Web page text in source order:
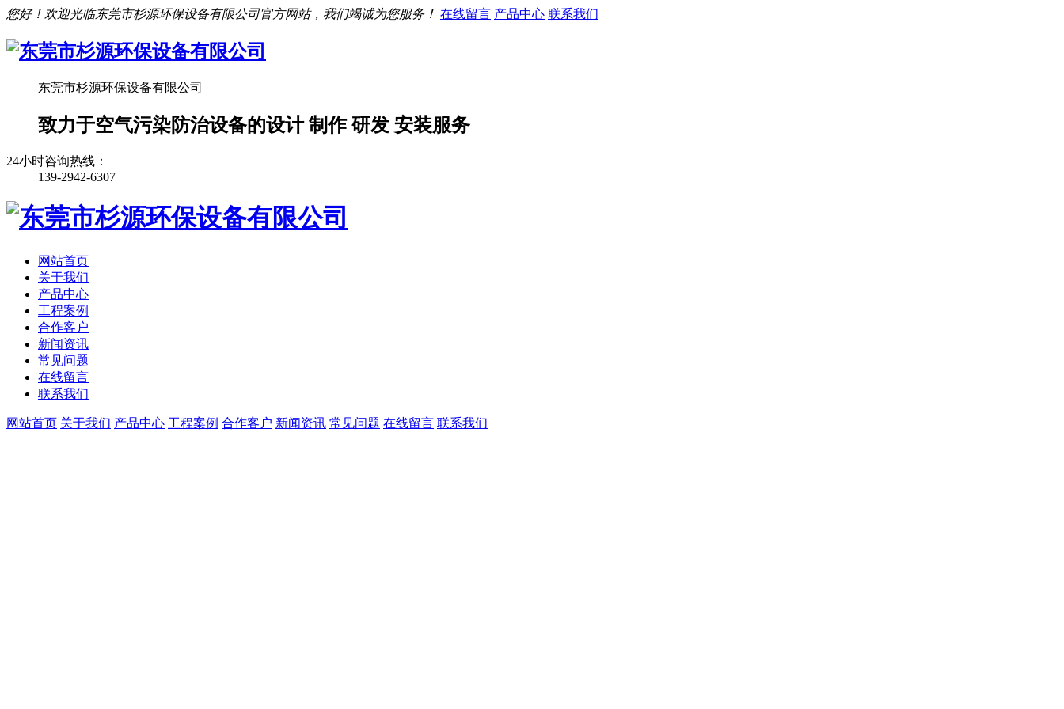
您好！欢迎光临东莞市杉源环保设备有限公司官方网站，我们竭诚为您服务！ 在线留言 产品中心 联系我们
东莞市杉源环保设备有限公司
致力于空气污染防治设备的设计 制作 研发 安装服务
24小时咨询热线：
139-2942-6307
网站首页
关于我们
产品中心
工程案例
合作客户
新闻资讯
常见问题
在线留言
联系我们
网站首页 关于我们 产品中心 工程案例 合作客户 新闻资讯 常见问题 在线留言 联系我们